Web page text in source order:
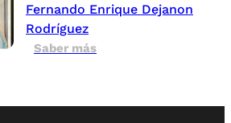
Fernando Enrique Dejanon
Rodríguez
Saber más